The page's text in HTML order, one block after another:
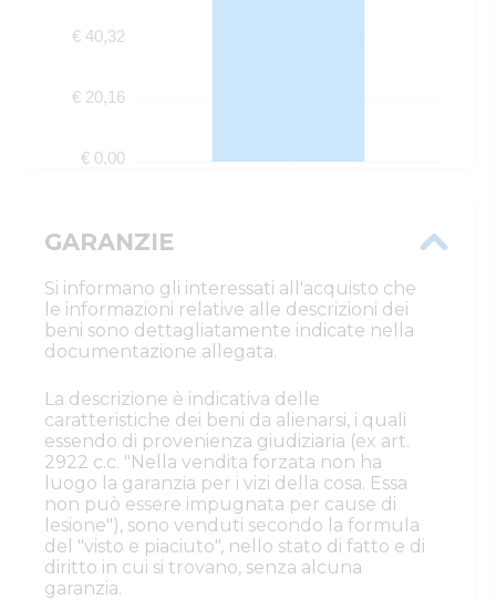
€ 40,32
€ 20,16
€ 0,00
GARANZIE
Si informano gli interessati all'acquisto che
le informazioni relative alle descrizioni dei
beni sono dettagliatamente indicate nella
documentazione allegata.
La descrizione è indicativa delle
caratteristiche dei beni da alienarsi, i quali
essendo di provenienza giudiziaria (ex art.
2922 c.c. "Nella vendita forzata non ha
luogo la garanzia per i vizi della cosa. Essa
non può essere impugnata per cause di
lesione"), sono venduti secondo la formula
del "visto e piaciuto", nello stato di fatto e di
diritto in cui si trovano, senza alcuna
garanzia.